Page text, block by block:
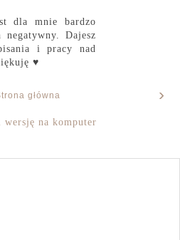
dla mnie bardzo
Dajesz
i pracy nad
♥
›
główna
wersję na komputer